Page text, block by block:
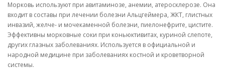
Морковь используют при авитаминозе, анемии, атеросклерозе. Она
входит в составы при лечении болезни Альцгеймера, ЖКТ, глистных
инвазий, желче- и мочекаменной болезни, пиелонефрите, цистите.
Эффективны морковные соки при коньюктивитах, куриной слепоте,
других глазных заболеваниях. Используется в официальной и
народной медицине при заболеваниях костной и кроветворной
системы.